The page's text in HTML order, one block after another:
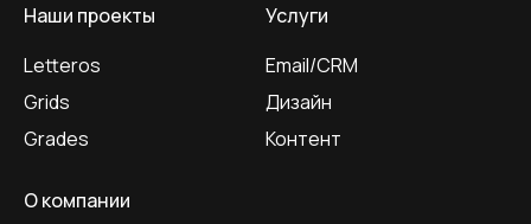
Наши проекты
Letteros
Grids
Grades
Услуги
Email/CRM
Дизайн
Контент
О компании